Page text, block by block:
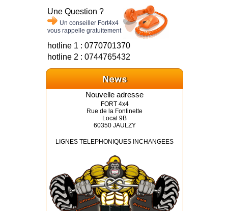
Une Question ?
Un conseiller Fort4x4
vous rappelle gratuitement
hotline 1 : 0770701370
hotline 2 : 0744765432
Nouvelle adresse
FORT 4x4
Rue de la Fontinette
Local 9B
60350 JAULZY
LIGNES TELEPHONIQUES INCHANGEES